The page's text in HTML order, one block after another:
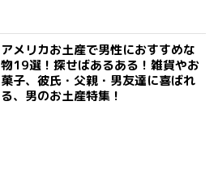
アメリカお土産で男性におすすめな
物19選！探せばあるある！雑貨やお
菓子、彼氏・父親・男友達に喜ばれ
る、男のお土産特集！